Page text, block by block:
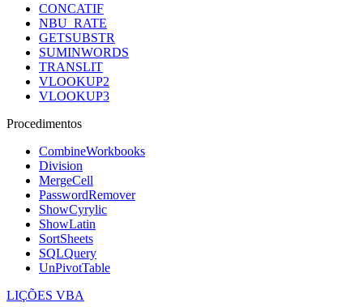
CONCATIF
NBU_RATE
GETSUBSTR
SUMINWORDS
TRANSLIT
VLOOKUP2
VLOOKUP3
Procedimentos
CombineWorkbooks
Division
MergeCell
PasswordRemover
ShowCyrylic
ShowLatin
SortSheets
SQLQuery
UnPivotTable
LIÇÕES VBA